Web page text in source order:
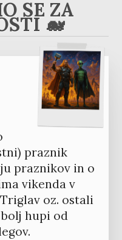
SE ZA
🐋
praznik
praznikov in o
vikenda v
oz. ostali
hupi od